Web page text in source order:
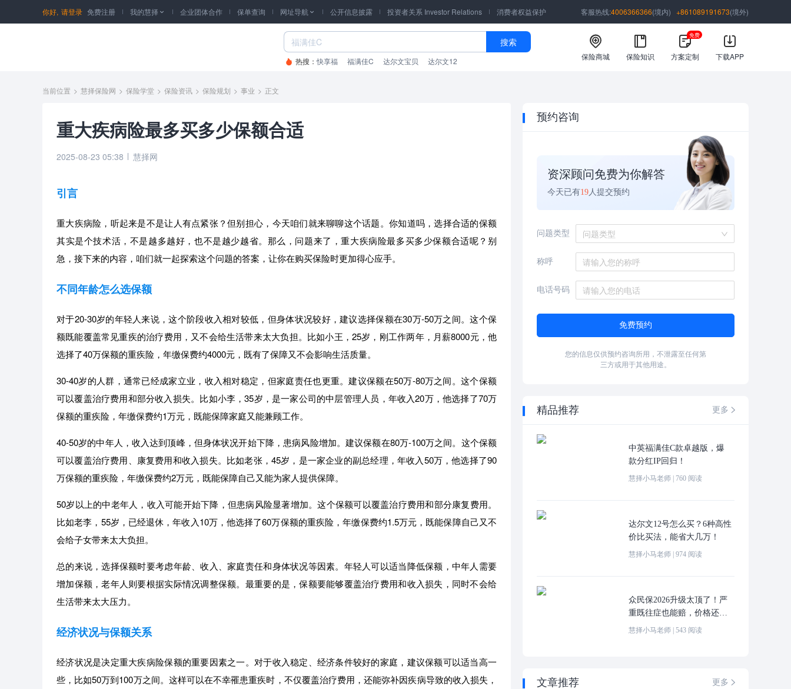
你好, 请登录 免费注册 我的慧择  企业团体合作 保单查询 网址导航  公开信息披露 投资者关系 Investor Relations 消费者权益保护 客服热线:4006366366(境内) +861089191673(境外)
搜索
热搜：快享福 福满佳C 达尔文宝贝 达尔文12 保险商城 保险知识 方案定制
免费
下载APP
当前位置 > 慧择保险网 > 保险学堂 > 保险资讯 > 保险规划 > 事业 > 正文
重大疾病险最多买多少保额合适
2025-08-23 05:38 慧择网
引言
重大疾病险，听起来是不是让人有点紧张？但别担心，今天咱们就来聊聊这个话题。你知道吗，选择合适的保额
其实是个技术活，不是越多越好，也不是越少越省。那么，问题来了，重大疾病险最多买多少保额合适呢？别
急，接下来的内容，咱们就一起探索这个问题的答案，让你在购买保险时更加得心应手。
不同年龄怎么选保额
对于20-30岁的年轻人来说，这个阶段收入相对较低，但身体状况较好，建议选择保额在30万-50万之间。这个保
额既能覆盖常见重疾的治疗费用，又不会给生活带来太大负担。比如小王，25岁，刚工作两年，月薪8000元，他
选择了40万保额的重疾险，年缴保费约4000元，既有了保障又不会影响生活质量。
30-40岁的人群，通常已经成家立业，收入相对稳定，但家庭责任也更重。建议保额在50万-80万之间。这个保额
可以覆盖治疗费用和部分收入损失。比如小李，35岁，是一家公司的中层管理人员，年收入20万，他选择了70万
保额的重疾险，年缴保费约1万元，既能保障家庭又能兼顾工作。
40-50岁的中年人，收入达到顶峰，但身体状况开始下降，患病风险增加。建议保额在80万-100万之间。这个保额
可以覆盖治疗费用、康复费用和收入损失。比如老张，45岁，是一家企业的副总经理，年收入50万，他选择了90
万保额的重疾险，年缴保费约2万元，既能保障自己又能为家人提供保障。
50岁以上的中老年人，收入可能开始下降，但患病风险显著增加。这个保额可以覆盖治疗费用和部分康复费用。
比如老李，55岁，已经退休，年收入10万，他选择了60万保额的重疾险，年缴保费约1.5万元，既能保障自己又不
会给子女带来太大负担。
总的来说，选择保额时要考虑年龄、收入、家庭责任和身体状况等因素。年轻人可以适当降低保额，中年人需要
增加保额，老年人则要根据实际情况调整保额。最重要的是，保额要能够覆盖治疗费用和收入损失，同时不会给
生活带来太大压力。
经济状况与保额关系
经济状况是决定重大疾病险保额的重要因素之一。对于收入稳定、经济条件较好的家庭，建议保额可以适当高一
些，比如50万到100万之间。这样可以在不幸罹患重疾时，不仅覆盖治疗费用，还能弥补因疾病导致的收入损失，
预约咨询
资深顾问免费为你解答
今天已有19人提交预约
问题类型 问题类型
称呼
电话号码
免费预约
您的信息仅供预约咨询所用，不泄露至任何第
三方或用于其他用途。
精品推荐 更多 
中英福满佳C款卓越版，爆
款分红IP回归！
慧择小马老师 760 阅读
达尔文12号怎么买？6种高性
价比买法，能省大几万！
慧择小马老师 974 阅读
众民保2026升级太顶了！严
重既往症也能赔，价格还更
便宜！
慧择小马老师 543 阅读
文章推荐 更多 